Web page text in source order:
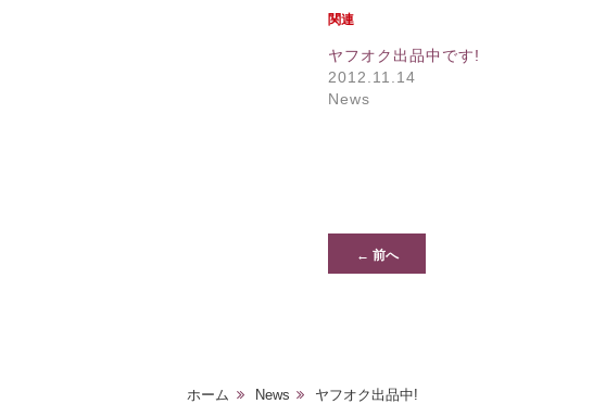
関連
ヤフオク出品中です!
2012.11.14
News
← 前へ
ホーム News ヤフオク出品中!